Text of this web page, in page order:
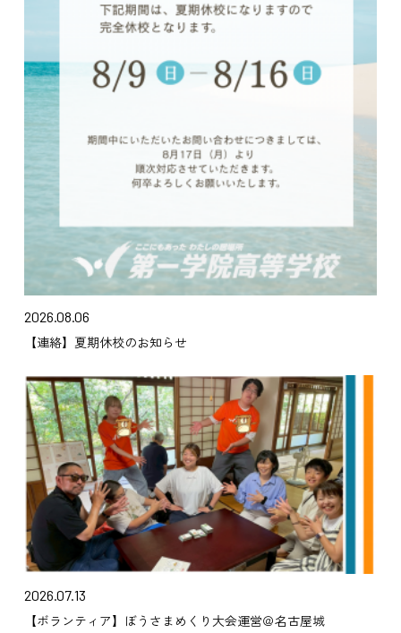
2026.08.06
【連絡】夏期休校のお知らせ
2026.07.13
【ボランティア】ぼうさまめくり大会運営＠名古屋城